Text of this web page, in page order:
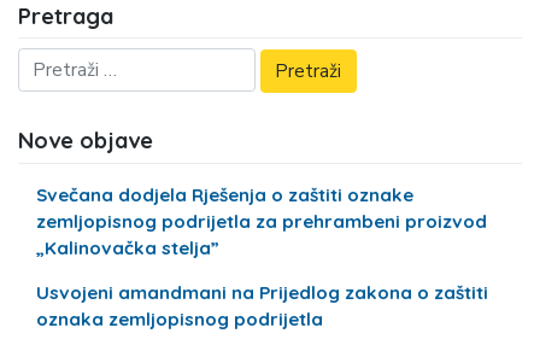
Pretraga
Nove objave
Svečana dodjela Rješenja o zaštiti oznake
zemljopisnog podrijetla za prehrambeni proizvod
„Kalinovačka stelja”
Usvojeni amandmani na Prijedlog zakona o zaštiti
oznaka zemljopisnog podrijetla